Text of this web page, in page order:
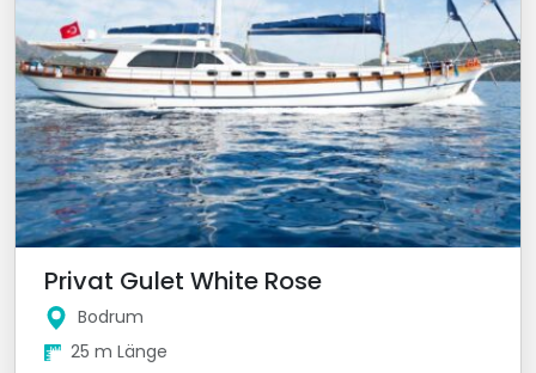
Privat Gulet White Rose
Bodrum
25 m Länge